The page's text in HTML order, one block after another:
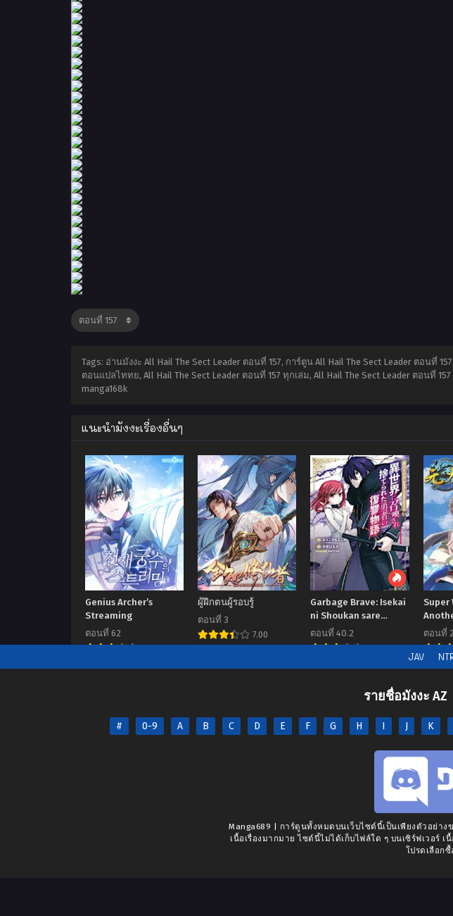
Tags: อ่านมังงะ All Hail The Sect Leader ตอนที่ 157, การ์ตูน All Hail The Sect Leader ตอนที่
ตอนแปลไททย, All Hail The Sect Leader ตอนที่ 157 ทุกเล่ม, All Hail The Sect Leader ตอนที่
manga168k
แนะนำมังงะเรื่องอื่นๆ
Genius Archer’s
Streaming
ตอนที่ 62
ผู้ฝึกตนผู้รอบรู้
ตอนที่ 3
7.00
Garbage Brave: Isekai
ni Shoukan sare
Suterareta Yuusha no
Fukushuu Monogatari
ตอนที่ 40.2
Super
ตอนที่
JAV
รายชื่อมังงะ AZ
# 0-9 A B C D E F G H I J K
Manga689 | การ์ตูนทั้งหมดบนเว็บไซต์นี้เป็นเพียงตัวอย่
เนื้อเรื่องมากมาย ไซต์นี้ไม่ได้เก็บไฟล์ใด ๆ บนเซิร์ฟเวอร์
โปรดเลือก